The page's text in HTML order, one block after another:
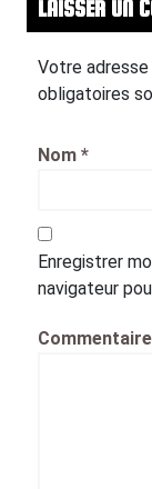
LAISSER UN
Votre adresse
obligatoires
Nom *
Enregistrer
navigateur
Commentaire